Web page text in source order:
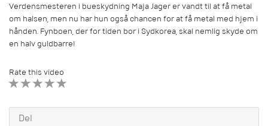
Verdensmesteren i bueskydning Maja Jager er vandt til at få metal
om halsen, men nu har hun også chancen for at få metal med hjem i
hånden. Fynboen, der for tiden bor i Sydkorea, skal nemlig skyde om
en halv guldbarre!
Rate this video
Del